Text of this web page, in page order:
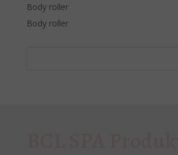
Body roller
Body roller